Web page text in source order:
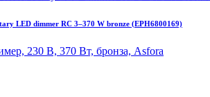
LED dimmer RC 3–370 W bronze (EPH6800169)
230 В, 370 Вт, бронза, Asfora